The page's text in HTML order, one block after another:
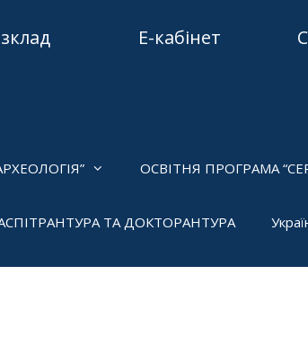
Е-кабінет
ОСВІТНЯ ПРОГРАМА
ТА ДОКТОРАНТУРА